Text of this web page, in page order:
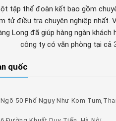
tập thể đoàn kết bao gồm
tử điều tra chuyên nghiệp nhất.
Long đã giúp hàng ngàn
công ty có văn phòng tại cả
quốc
50 Phố Ngụy Như Kom